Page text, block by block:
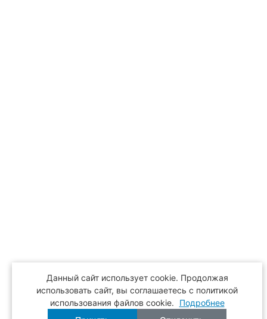
Данный сайт использует cookie. Продолжая
использовать сайт, вы соглашаетесь с политикой
использования файлов cookie.
Подробнее